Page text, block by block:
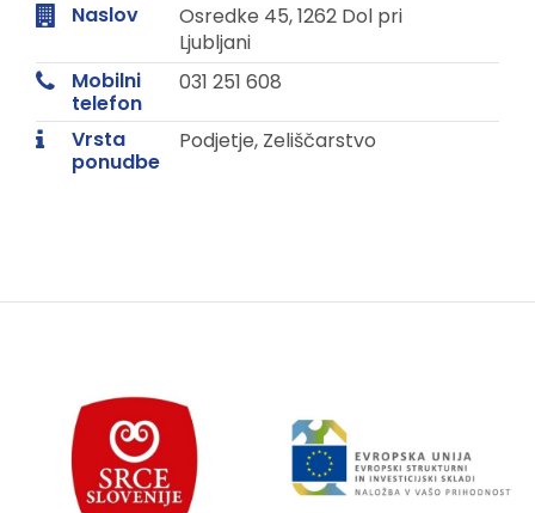
Naslov
Osredke 45, 1262 Dol pri
Ljubljani
Mobilni
telefon
031 251 608
Vrsta
ponudbe
Podjetje, Zeliščarstvo